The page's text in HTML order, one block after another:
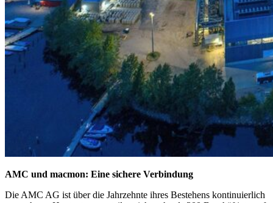
AMC und macmon: Eine sichere Verbindung
Die AMC AG ist über die Jahrzehnte ihres Bestehens kontinuierlich